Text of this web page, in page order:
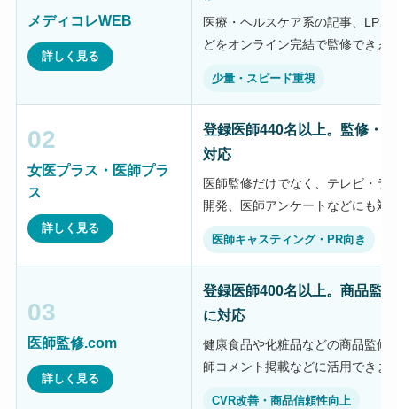
メディコレWEB
詳しく見る
医療・ヘルスケア系の記事、LP
どをオンライン完結で監修できま
少量・スピード重視
02
女医プラス・医師プラ
ス
詳しく見る
登録医師440名以上。監修・
対応
医師監修だけでなく、テレビ・ラ
開発、医師アンケートなどにも対
医師キャスティング・PR向き
03
医師監修.com
詳しく見る
登録医師400名以上。商品監
に対応
健康食品や化粧品などの商品監修
師コメント掲載などに活用できま
CVR改善・商品信頼性向上